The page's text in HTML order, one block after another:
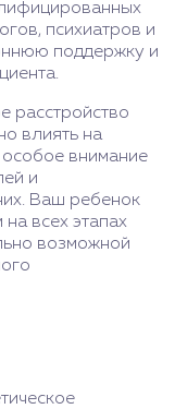
психиатров и
поддержку и
расстройство
влиять на
особое внимание
и
Ваш ребенок
всех этапах
возможной